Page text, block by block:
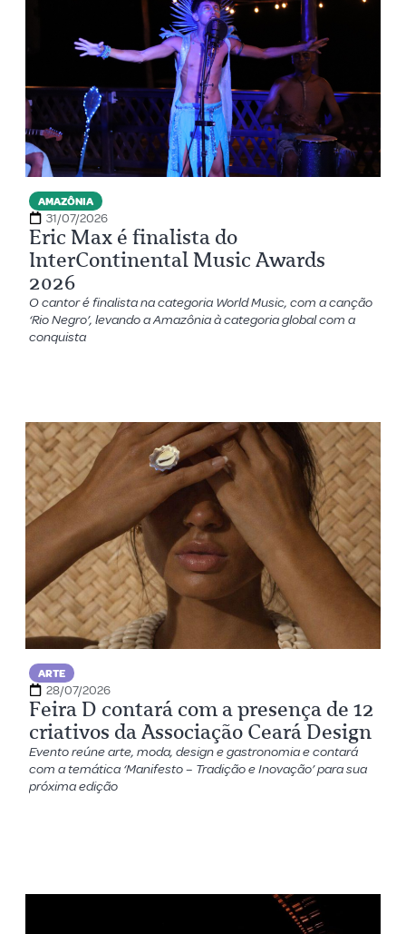
AMAZÔNIA
31/07/2026
Eric Max é finalista do
InterContinental Music Awards
2026
O cantor é finalista na categoria World Music, com a canção
‘Rio Negro’, levando a Amazônia à categoria global com a
conquista
ARTE
28/07/2026
Feira D contará com a presença de 12
criativos da Associação Ceará Design
Evento reúne arte, moda, design e gastronomia e contará
com a temática ‘Manifesto – Tradição e Inovação’ para sua
próxima edição